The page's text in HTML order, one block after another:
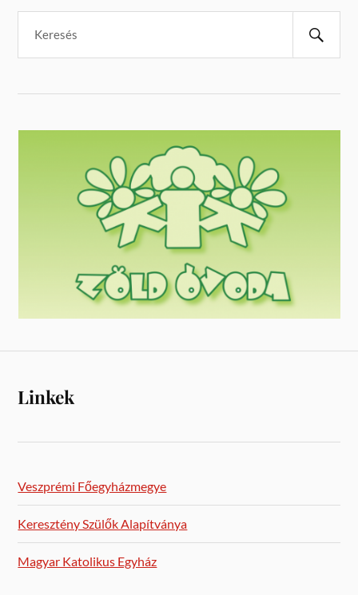
Linkek
Veszprémi Főegyházmegye
Keresztény Szülők Alapítványa
Magyar Katolikus Egyház